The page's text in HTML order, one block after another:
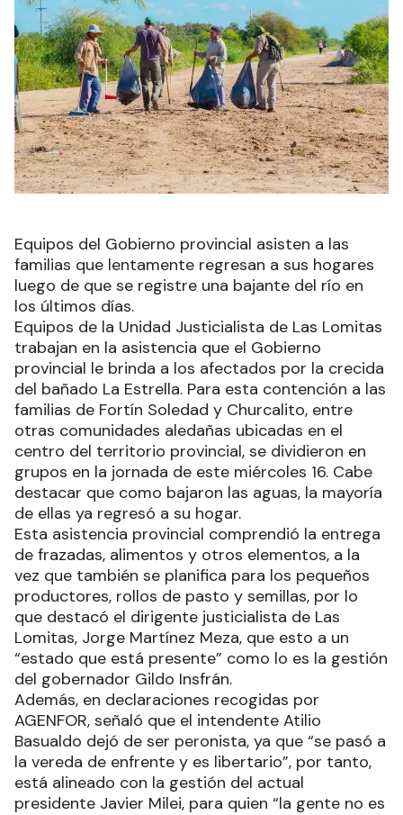
Equipos del Gobierno provincial asisten a las
familias que lentamente regresan a sus hogares
luego de que se registre una bajante del río en
los últimos días.
Equipos de la Unidad Justicialista de Las Lomitas
trabajan en la asistencia que el Gobierno
provincial le brinda a los afectados por la crecida
del bañado La Estrella. Para esta contención a las
familias de Fortín Soledad y Churcalito, entre
otras comunidades aledañas ubicadas en el
centro del territorio provincial, se dividieron en
grupos en la jornada de este miércoles 16. Cabe
destacar que como bajaron las aguas, la mayoría
de ellas ya regresó a su hogar.
Esta asistencia provincial comprendió la entrega
de frazadas, alimentos y otros elementos, a la
vez que también se planifica para los pequeños
productores, rollos de pasto y semillas, por lo
que destacó el dirigente justicialista de Las
Lomitas, Jorge Martínez Meza, que esto a un
“estado que está presente” como lo es la gestión
del gobernador Gildo Insfrán.
Además, en declaraciones recogidas por
AGENFOR, señaló que el intendente Atilio
Basualdo dejó de ser peronista, ya que “se pasó a
la vereda de enfrente y es libertario”, por tanto,
está alineado con la gestión del actual
presidente Javier Milei, para quien “la gente no es